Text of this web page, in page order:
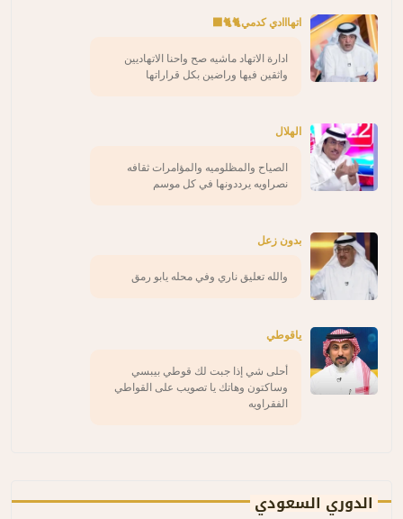
اتهااادي كدمي🐈🐈‍⬛
ادارة الاتهاد ماشيه صح واحنا الاتهاديين
واثقين فيها وراضين بكل قراراتها
الهلال
الصياح والمظلوميه والمؤامرات ثقافه
نصراويه يرددونها في كل موسم
بدون زعل
والله تعليق ناري وفي محله يابو رمق
ياقوطي
أحلى شي إذا جبت لك قوطي بيبسي
وساكتون وهاتك يا تصويب على القواطي
الفقراويه
الدوري السعودي